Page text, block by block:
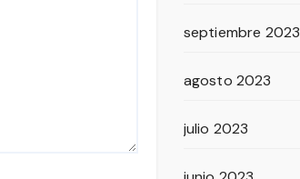
septiembre 2023
agosto 2023
julio 2023